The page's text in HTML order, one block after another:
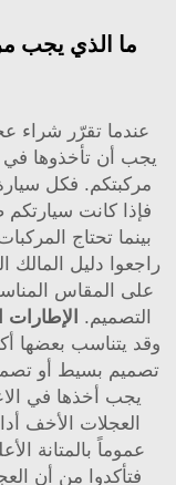
ما الذي يجب
عندما تقرّر شراء
يجب أن تأخذوها في
مركبتكم. فكل
فإذا كانت
بينما تحتاج
راجعوا دليل
على المقاس
التصميم. الإطارات
وقد يتناسب بعضها
تصميم بسيط أو
يجب أخذها في
العجلات الأخف
عموماً بالمتانة
فتأكدوا من أن